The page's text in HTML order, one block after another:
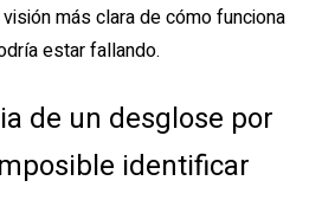
más clara de cómo funciona
estar fallando.
de un desglose por
identificar